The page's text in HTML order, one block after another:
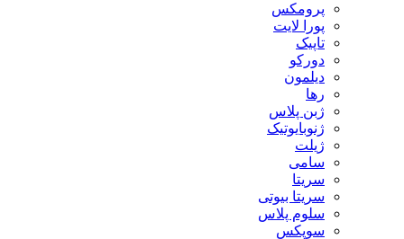
پرومکس
پورا لایت
تاپیک
دورکو
دیلمون
رها
ژبن پلاس
ژنوبایوتیک
ژیلت
سامی
سریتا
سریتا بیوتی
سلوم پلاس
سوپکس